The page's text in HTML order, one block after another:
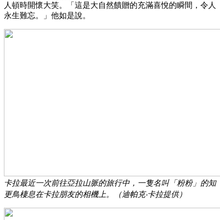
人頓時開懷大笑。「這是大自然饋贈的充滿喜悅的瞬間，令人
永生難忘。」他如是說。
卡拉最近一次前往亞拉山脈的旅行中，一隻名叫「粉粉」的知
更鳥棲息在卡拉朋友的相機上。（迪帕克‧卡拉提供）